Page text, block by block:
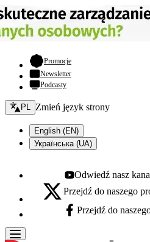
Promocje- otwiera się w nowej karcie
Newsletter
Podcasty
Zmień język - bieżący:
PL Zmień język strony
English (EN)
Українська (UA)
Youtube - otwiera się w
Odwiedź nasz
X - otwiera się w nowej karcie
Przejdź do naszego
Facebook - otwiera się w
Przejdź do